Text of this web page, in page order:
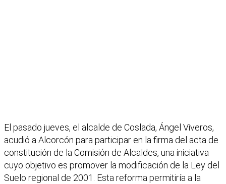
El pasado jueves, el alcalde de Coslada, Ángel Viveros,
acudió a Alcorcón para participar en la firma del acta de
constitución de la Comisión de Alcaldes, una iniciativa
cuyo objetivo es promover la modificación de la Ley del
Suelo regional de 2001. Esta reforma permitiría a la